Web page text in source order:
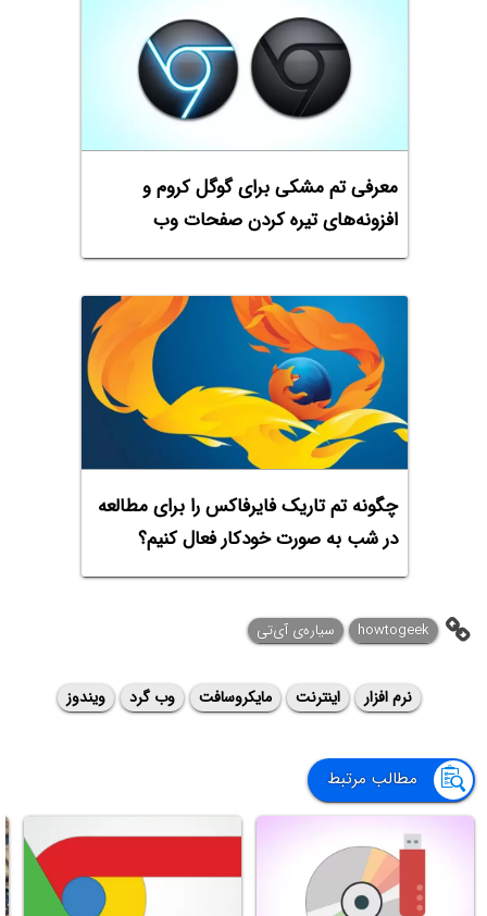
معرفی تم مشکی برای گوگل کروم و
افزونه‌های تیره کردن صفحات وب
چگونه تم تاریک فایرفاکس را برای مطالعه
در شب به صورت خودکار فعال کنیم؟
howtogeek سیاره‌ی ‌آی‌تی
نرم افزار اینترنت مایکروسافت وب گرد ویندوز
مطالب مرتبط